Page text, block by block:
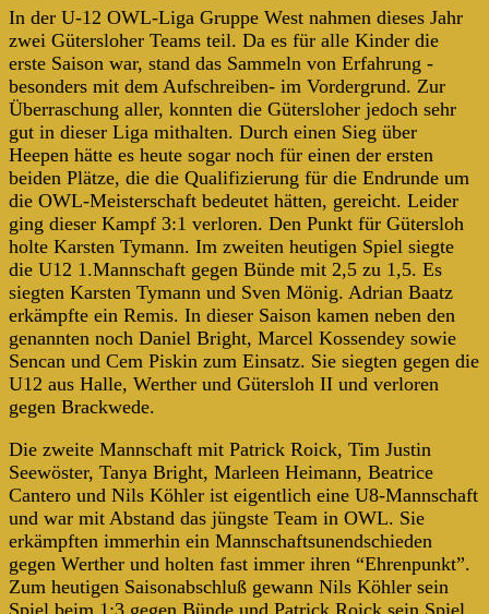
In der U-12 OWL-Liga Gruppe West nahmen dieses Jahr
zwei Gütersloher Teams teil. Da es für alle Kinder die
erste Saison war, stand das Sammeln von Erfahrung -
besonders mit dem Aufschreiben- im Vordergrund. Zur
Überraschung aller, konnten die Gütersloher jedoch sehr
gut in dieser Liga mithalten. Durch einen Sieg über
Heepen hätte es heute sogar noch für einen der ersten
beiden Plätze, die die Qualifizierung für die Endrunde um
die OWL-Meisterschaft bedeutet hätten, gereicht. Leider
ging dieser Kampf 3:1 verloren. Den Punkt für Gütersloh
holte Karsten Tymann. Im zweiten heutigen Spiel siegte
die U12 1.Mannschaft gegen Bünde mit 2,5 zu 1,5. Es
siegten Karsten Tymann und Sven Mönig. Adrian Baatz
erkämpfte ein Remis. In dieser Saison kamen neben den
genannten noch Daniel Bright, Marcel Kossendey sowie
Sencan und Cem Piskin zum Einsatz. Sie siegten gegen die
U12 aus Halle, Werther und Gütersloh II und verloren
gegen Brackwede.
Die zweite Mannschaft mit Patrick Roick, Tim Justin
Seewöster, Tanya Bright, Marleen Heimann, Beatrice
Cantero und Nils Köhler ist eigentlich eine U8-Mannschaft
und war mit Abstand das jüngste Team in OWL. Sie
erkämpften immerhin ein Mannschaftsunendschieden
gegen Werther und holten fast immer ihren “Ehrenpunkt”.
Zum heutigen Saisonabschluß gewann Nils Köhler sein
Spiel beim 1:3 gegen Bünde und Patrick Roick sein Spiel